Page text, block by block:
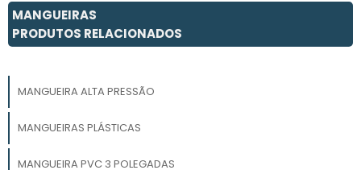
MANGUEIRAS
PRODUTOS RELACIONADOS
MANGUEIRA ALTA PRESSÃO
MANGUEIRAS PLÁSTICAS
MANGUEIRA PVC 3 POLEGADAS